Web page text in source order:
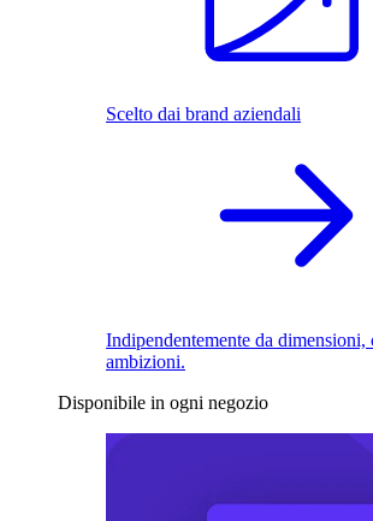
Scelto dai brand aziendali
Indipendentemente da dimensioni,
ambizioni.
Disponibile in ogni negozio